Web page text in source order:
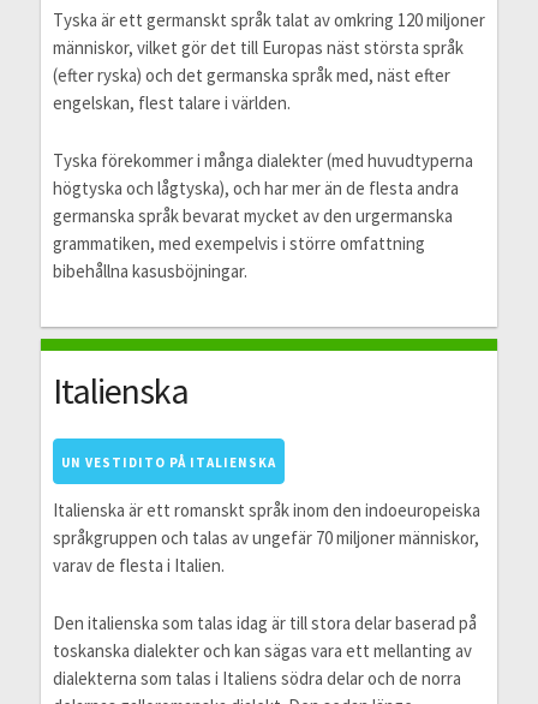
Tyska är ett germanskt språk talat av omkring 120 miljoner
människor, vilket gör det till Europas näst största språk
(efter ryska) och det germanska språk med, näst efter
engelskan, flest talare i världen.
Tyska förekommer i många dialekter (med huvudtyperna
högtyska och lågtyska), och har mer än de flesta andra
germanska språk bevarat mycket av den urgermanska
grammatiken, med exempelvis i större omfattning
bibehållna kasusböjningar.
Italienska
UN VESTIDITO PÅ ITALIENSKA
Italienska är ett romanskt språk inom den indoeuropeiska
språkgruppen och talas av ungefär 70 miljoner människor,
varav de flesta i Italien.
Den italienska som talas idag är till stora delar baserad på
toskanska dialekter och kan sägas vara ett mellanting av
dialekterna som talas i Italiens södra delar och de norra